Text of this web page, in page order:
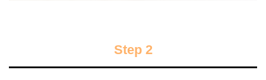
Step 2